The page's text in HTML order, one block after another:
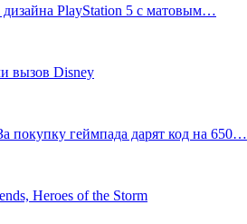
PlayStation 5 с матовым…
вызов Disney
покупку геймпада дарят код на 650…
Heroes of the Storm